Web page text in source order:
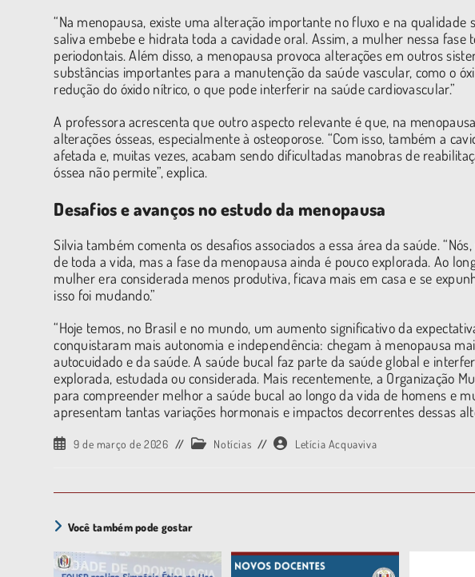
“Na menopausa, existe uma alteração importante no fluxo e na
saliva embebe e hidrata toda a cavidade oral. Assim, a mulher nessa fase
periodontais. Além disso, a menopausa provoca alterações em outros
substâncias importantes para a manutenção da saúde vascular, como o
redução do óxido nítrico, o que pode interferir na saúde cardiovascular.”
A professora acrescenta que outro aspecto relevante é que, na
alterações ósseas, especialmente à osteoporose. “Com isso, também a
afetada e, muitas vezes, acabam sendo dificultadas manobras de
óssea não permite”, explica.
Desafios e avanços no estudo da menopausa
Silvia também comenta os desafios associados a essa área da saúde.
de toda a vida, mas a fase da menopausa ainda é pouco explorada. Ao
mulher era considerada menos produtiva, ficava mais em casa e se
isso foi mudando.”
“Hoje temos, no Brasil e no mundo, um aumento significativo da
conquistaram mais autonomia e independência: chegam à menopausa
autocuidado e da saúde. A saúde bucal faz parte da saúde global e
explorada, estudada ou considerada. Mais recentemente, a Organização
para compreender melhor a saúde bucal ao longo da vida de homens e
apresentam tantas variações hormonais e impactos decorrentes dessas
9 de março de 2026 Notícias Letícia Acquaviva
Você também pode gostar